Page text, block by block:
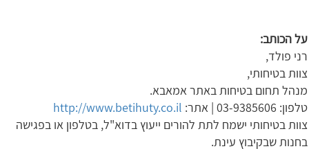
על הכותב:
רני פולד,
צוות בטיחותי,
מנהל תחום בטיחות באתר אמאבא.
טלפון: 03-9385606 | אתר:
http://www.betihuty.co.il
צוות בטיחותי ישמח לתת להורים ייעוץ בדוא"ל, בטלפון או בפגישה
בחנות שבקיבוץ עינת.